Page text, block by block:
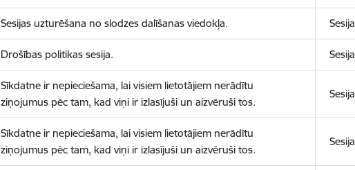
Sesijas uzturēšana no slodzes dalīšanas viedokļa. Sesija
Drošības politikas sesija. Sesija
Sīkdatne ir nepieciešama, lai visiem lietotājiem nerādītu
ziņojumus pēc tam, kad viņi ir izlasījuši un aizvēruši tos.
Sesija
Sīkdatne ir nepieciešama, lai visiem lietotājiem nerādītu
ziņojumus pēc tam, kad viņi ir izlasījuši un aizvēruši tos.
Sesija